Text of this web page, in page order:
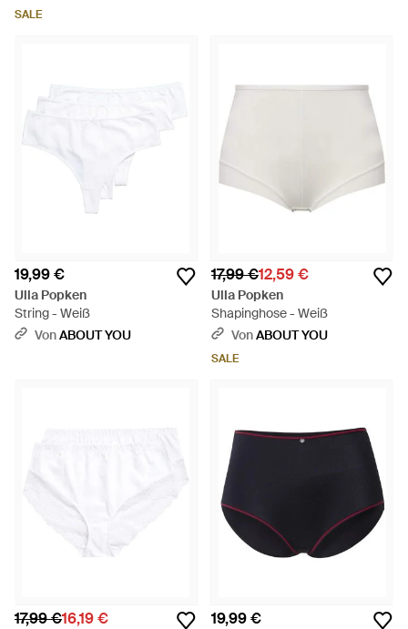
SALE
19,99 €
Ulla Popken
String - Weiß
VonABOUT YOU
17,99 €12,59 €
Ulla Popken
Shapinghose - Weiß
VonABOUT YOU
SALE
17,99 €16,19 € 19,99 €